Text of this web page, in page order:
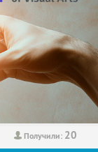
Получили: 20